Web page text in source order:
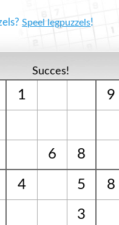
Speel legpuzzels!
Succes!
1 9
6 8
4 5 8
3